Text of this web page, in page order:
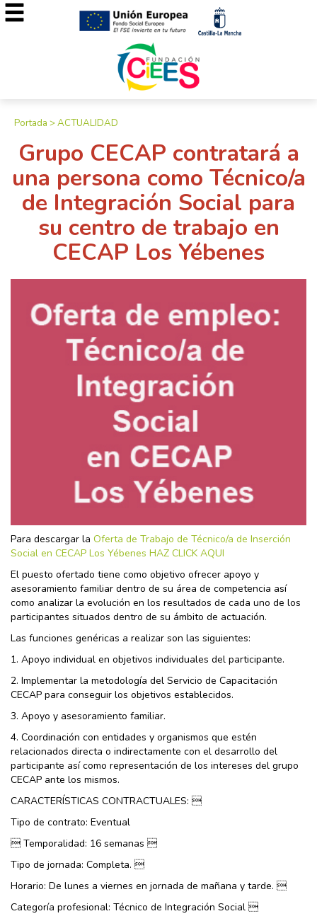
Portada >ACTUALIDAD
Grupo CECAP contratará a
una persona como Técnico/a
de Integración Social para
su centro de trabajo en
CECAP Los Yébenes
Para descargar la Oferta de Trabajo de Técnico/a de Inserción
Social en CECAP Los Yébenes HAZ CLICK AQUI
El puesto ofertado tiene como objetivo ofrecer apoyo y
asesoramiento familiar dentro de su área de competencia así
como analizar la evolución en los resultados de cada uno de los
participantes situados dentro de su ámbito de actuación.
Las funciones genéricas a realizar son las siguientes:
1. Apoyo individual en objetivos individuales del participante.
2. Implementar la metodología del Servicio de Capacitación
CECAP para conseguir los objetivos establecidos.
3. Apoyo y asesoramiento familiar.
4. Coordinación con entidades y organismos que estén
relacionados directa o indirectamente con el desarrollo del
participante así como representación de los intereses del grupo
CECAP ante los mismos.
CARACTERÍSTICAS CONTRACTUALES: 
Tipo de contrato: Eventual
 Temporalidad: 16 semanas 
Tipo de jornada: Completa. 
Horario: De lunes a viernes en jornada de mañana y tarde. 
Categoría profesional: Técnico de Integración Social 